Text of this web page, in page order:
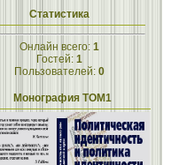
Статистика
Онлайн всего: 1
Гостей: 1
Пользователей: 0
Монография ТОМ1